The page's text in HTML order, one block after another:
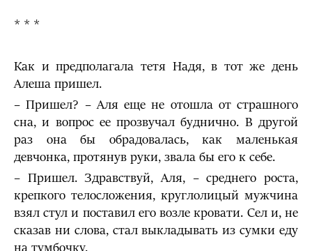
* * *
Как и предполагала тетя Надя, в тот же день
Алеша пришел.
– Пришел? – Аля еще не отошла от страшного
сна, и вопрос ее прозвучал буднично. В другой
раз она бы обрадовалась, как маленькая
девчонка, протянув руки, звала бы его к себе.
– Пришел. Здравствуй, Аля, – среднего роста,
крепкого телосложения, круглолицый мужчина
взял стул и поставил его возле кровати. Сел и, не
сказав ни слова, стал выкладывать из сумки еду
на тумбочку.